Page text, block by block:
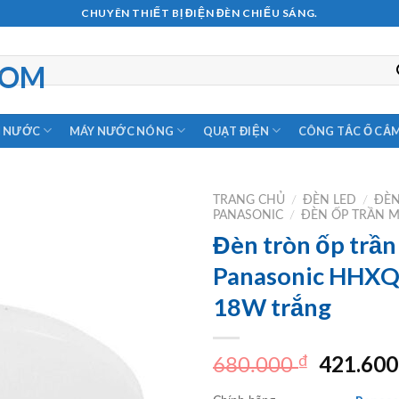
CHUYÊN THIẾT BỊ ĐIỆN ĐÈN CHIẾU SÁNG.
NƯỚC MÁY NƯỚC NÓNG QUẠT ĐIỆN CÔNG TẮC Ổ
TRANG CHỦ / ĐÈN LED /
PANASONIC / ĐÈN ỐP TRẦN
Đèn tròn ốp trần
Panasonic
18W trắng
680.000₫
Giá
421.600